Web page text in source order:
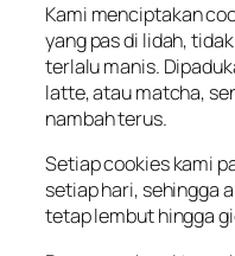
Kami menciptakan
yang pas di lidah,tidak
terlalumanis.
latte,ataumatcha,
nambahterus.
Setiapcookies kami
setiaphari, sehingga
tetaplembuthingga